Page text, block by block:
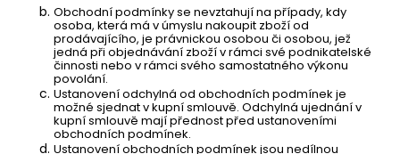
Obchodní podmínky se nevztahují na případy, kdy
osoba, která má v úmyslu nakoupit zboží od
prodávajícího, je právnickou osobou či osobou, jež
jedná při objednávání zboží v rámci své podnikatelské
činnosti nebo v rámci svého samostatného výkonu
povolání.
Ustanovení odchylná od obchodních podmínek je
možné sjednat v kupní smlouvě. Odchylná ujednání v
kupní smlouvě mají přednost před ustanoveními
obchodních podmínek.
Ustanovení obchodních podmínek jsou nedílnou